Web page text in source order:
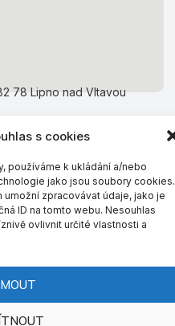
s cookies
používáme k ukládání a/nebo
jako jsou soubory cookies.
zpracovávat údaje, jako je
ID na tomto webu. Nesouhlas
ovlivnit určité vlastnosti a
78 Lipno nad Vltavou
LIPNO s.r.o. 2026
České Budějovice, 37010